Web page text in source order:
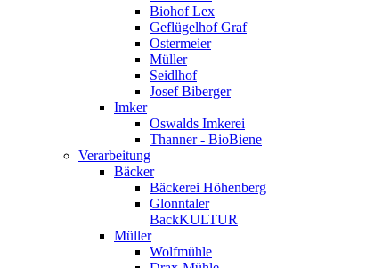
Biohof Lex
Geflügelhof Graf
Ostermeier
Müller
Seidlhof
Josef Biberger
Imker
Oswalds Imkerei
Thanner - BioBiene
Verarbeitung
Bäcker
Bäckerei Höhenberg
Glonntaler
BackKULTUR
Müller
Wolfmühle